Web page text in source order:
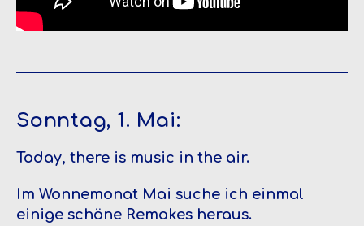
Sonntag, 1. Mai:
Today, there is music in the air.
Im Wonnemonat Mai suche ich einmal
einige schöne Remakes heraus.